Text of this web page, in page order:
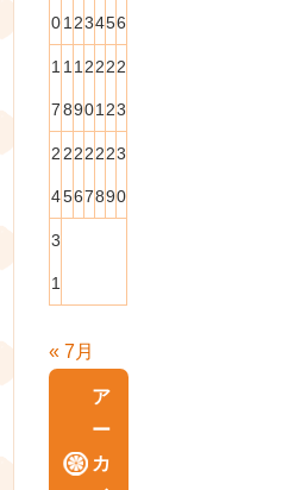
0 1 23456
1
7
1
8
1
9
2
0
2
1
2
2
2
3
2
4
2
5
2
6
2
7
2
8
2
9
3
0
3
1
« 7月
ア
ー
カ